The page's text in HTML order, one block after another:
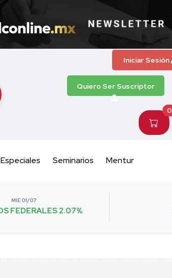
Iniciar Sesión
Quiero Ser Suscriptor
0
Especiales Seminarios Mentur
MIE 01/07
FEDERALES 2.07%